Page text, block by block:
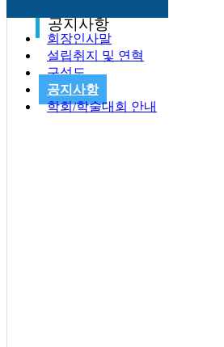
회장인사말
설립취지 및 연혁
구성도
공지사항
학회/학술대회 안내
공지사항